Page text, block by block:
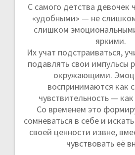
С самого детства девочек
«удобными» — не
слишком
яркими.
Их учат подстраиваться,
подавлять свои импульсы
окружающими.
воспринимаются как
чувствительность —
Со временем это
сомневаться в себе и
своей ценности извне,
чувствовать её